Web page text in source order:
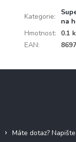
Kategorie:
na
Hmotnost:
0.1
EAN:
Máte dotaz?